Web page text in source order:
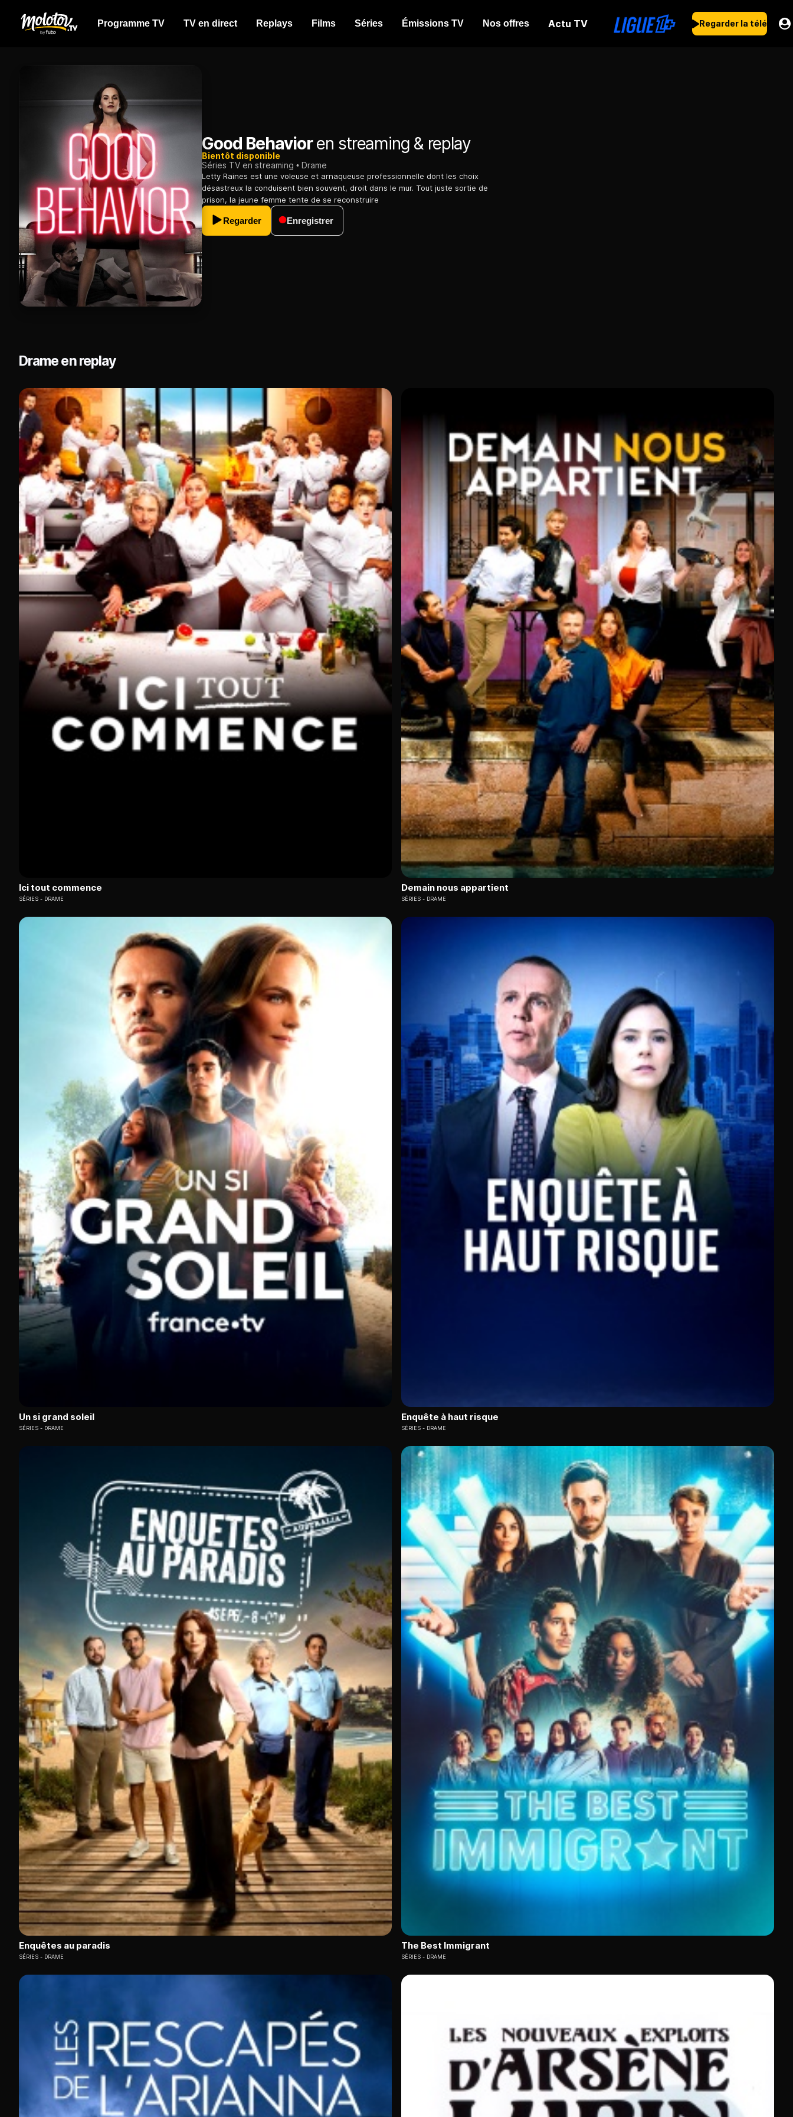
Programme TV TV en direct Replays Films Séries Émissions TV Nos offres Actu TV Regarder la télé
Good Behavioren streaming & replay
Bientôt disponible
Séries TV en streaming
Drame
Letty Raines est une voleuse et arnaqueuse professionnelle dont les choix
désastreux la conduisent bien souvent, droit dans le mur. Tout juste sortie de
prison, la jeune femme tente de se reconstruire
Regarder Enregistrer
Drame en replay
Ici tout commence
SÉRIES DRAME
Demain nous appartient
SÉRIES DRAME
Un si grand soleil
SÉRIES DRAME
Enquête à haut risque
SÉRIES DRAME
Enquêtes au paradis
SÉRIES DRAME
The Best Immigrant
SÉRIES DRAME